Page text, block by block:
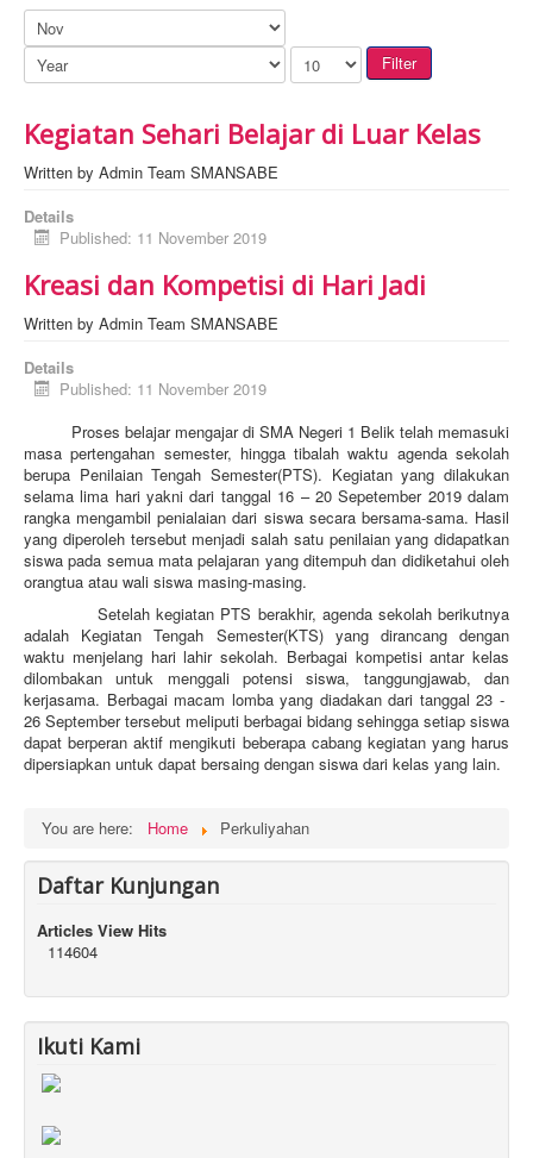
Filter
Kegiatan Sehari Belajar di Luar Kelas
Written by Admin Team SMANSABE
Details
Published: 11 November 2019
Kreasi dan Kompetisi di Hari Jadi
Written by Admin Team SMANSABE
Details
Published: 11 November 2019
Proses belajar mengajar di SMA Negeri 1 Belik telah memasuki
masa pertengahan semester, hingga tibalah waktu agenda sekolah
berupa Penilaian Tengah Semester(PTS). Kegiatan yang dilakukan
selama lima hari yakni dari tanggal 16 – 20 Sepetember 2019 dalam
rangka mengambil penialaian dari siswa secara bersama-sama. Hasil
yang diperoleh tersebut menjadi salah satu penilaian yang didapatkan
siswa pada semua mata pelajaran yang ditempuh dan didiketahui oleh
orangtua atau wali siswa masing-masing.
Setelah kegiatan PTS berakhir, agenda sekolah berikutnya
adalah Kegiatan Tengah Semester(KTS) yang dirancang dengan
waktu menjelang hari lahir sekolah. Berbagai kompetisi antar kelas
dilombakan untuk menggali potensi siswa, tanggungjawab, dan
kerjasama. Berbagai macam lomba yang diadakan dari tanggal 23 -
26 September tersebut meliputi berbagai bidang sehingga setiap siswa
dapat berperan aktif mengikuti beberapa cabang kegiatan yang harus
dipersiapkan untuk dapat bersaing dengan siswa dari kelas yang lain.
You are here: Home Perkuliyahan
Daftar Kunjungan
Articles View Hits
114604
Ikuti Kami